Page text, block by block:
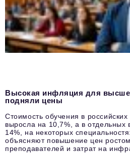
Высокая инфляция для
подняли цены
Стоимость обучения в российских
выросла на 10,7%, а в отдельных
14%, на некоторых
объясняют повышение цен
преподавателей и затрат на